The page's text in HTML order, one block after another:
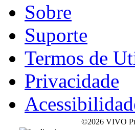
Sobre
Suporte
Termos de
Privacidade
©2026 VIVO